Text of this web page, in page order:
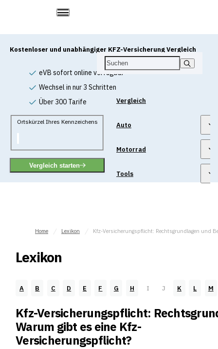
Vergleich
Auto
Motorrad
Tools
Kostenloser und unabhängiger KFZ-Versicherung Vergleich
eVB sofort online verfügbar
Wechsel in nur 3 Schritten
Über 300 Tarife
Ortskürzel Ihres Kennzeichens
Vergleich starten
Home Lexikon Kfz-Versicherungspflicht: Rechtsgrundlagen und
Lexikon
A B C D E F G H I J K L M
Kfz-Versicherungspflicht:
Warum gibt es eine Kfz-
Versicherungspflicht?